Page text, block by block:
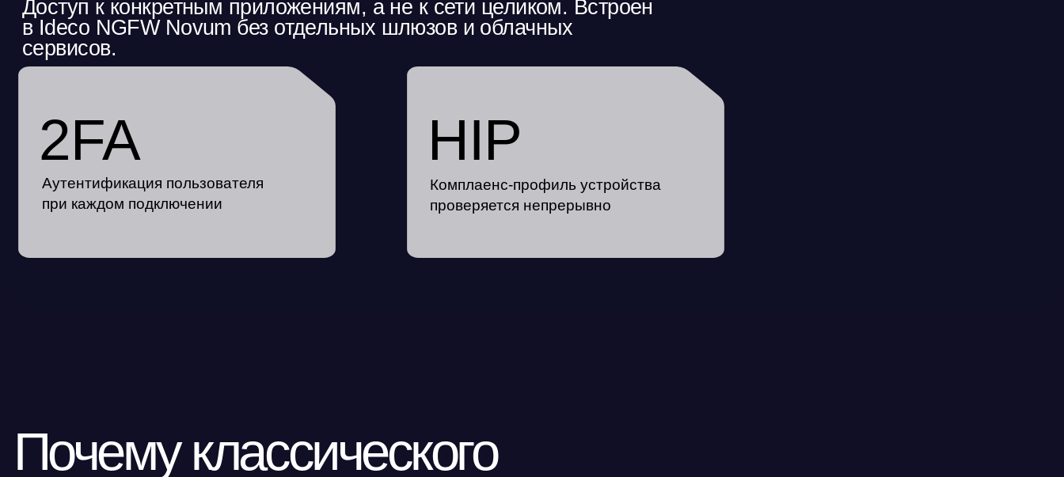
Комплаенс-профиль устройства
проверяется непрерывно
HIP
Аутентификация пользователя
при каждом подключении
2FA
сервисов.
Значительная часть успешных компрометаций российских компаний
происходит через атаки на удалённых сотрудников и подрядчиков.